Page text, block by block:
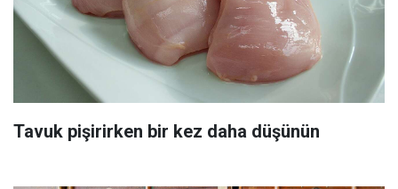
Tavuk pişirirken bir kez daha düşünün